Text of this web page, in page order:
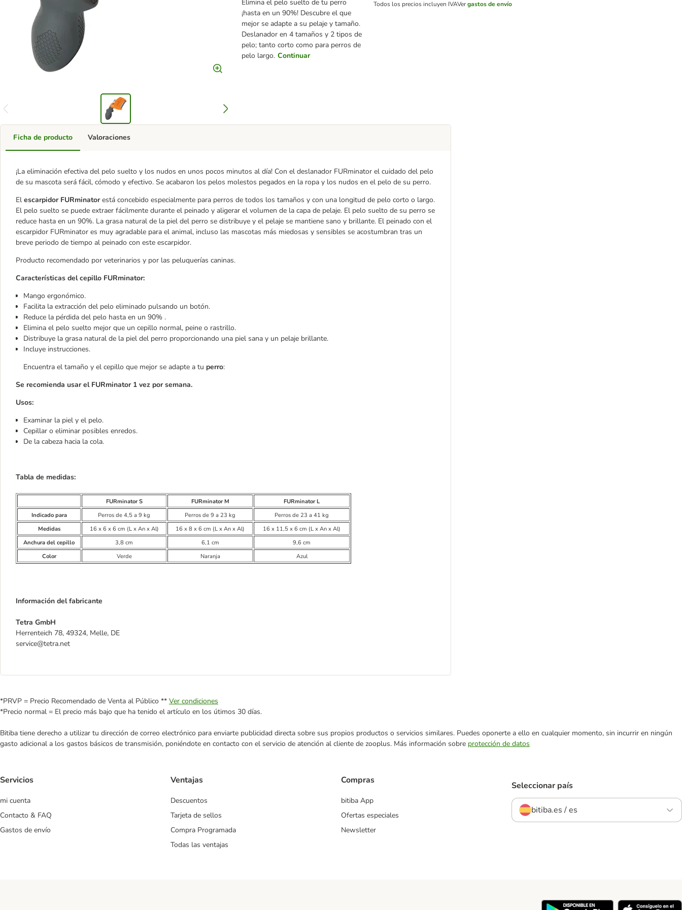
Elimina el pelo suelto de tu perro
¡hasta en un 90%! Descubre el que
mejor se adapte a su pelaje y tamaño.
Deslanador en 4 tamaños y 2 tipos de
pelo; tanto corto como para perros de
pelo largo. Continuar
Todos los precios incluyen IVAVergastos de envío
Ficha de producto
¡La eliminación efectiva del pelo suelto y los nudos en unos pocos minutos al día! Con el deslanador FURminator el cuidado del pelo
de su mascota será fácil, cómodo y efectivo. Se acabaron los pelos molestos pegados en la ropa y los nudos en el pelo de su perro.
El escarpidor FURminatorestá concebido especialmente para perros de todos los tamaños y con una longitud de pelo corto o largo.
El pelo suelto se puede extraer fácilmente durante el peinado y aligerar el volumen de la capa de pelaje. El pelo suelto de su perro se
reduce hasta en un 90%. La grasa natural de la piel del perro se distribuye y el pelaje se mantiene sano y brillante. El peinado con el
escarpidor FURminator es muy agradable para el animal, incluso las mascotas más miedosas y sensibles se acostumbran tras un
breve periodo de tiempo al peinado con este escarpidor.
Producto recomendado por veterinarios y por las peluquerías caninas.
Características del cepillo FURminator:
Mango ergonómico.
Facilita la extracción del pelo eliminado pulsando un botón.
Reduce la pérdida del pelo hasta en un 90% .
Elimina el pelo suelto mejor que un cepillo normal, peine o rastrillo.
Distribuye la grasa natural de la piel del perro proporcionando una piel sana y un pelaje brillante.
Incluye instrucciones.
Encuentra el tamaño y el cepillo que mejor se adapte a tu perro:
Se recomienda usar el FURminator 1 vez por semana.
Usos:
Examinar la piel y el pelo.
Cepillar o eliminar posibles enredos.
De la cabeza hacia la cola.
Tabla de medidas:
FURminator S FURminator M
FURminator L
Indicado para
Perros de 4,5 a 9 kg Perros de 9 a 23 kg
Perros de 23 a 41 kg
Medidas
16 x 6 x 6 cm (L x An x Al) 16 x 8 x 6 cm (L x An x Al)
16 x 11,5 x 6 cm (L x An x Al)
Anchura del cepillo
3,8 cm 6,1 cm
9,6 cm
Color
Verde Naranja Azul
Información del fabricante
Tetra GmbH
Herrenteich 78, 49324, Melle, DE
service@tetra.net
Valoraciones
*PRVP = Precio Recomendado de Venta al Público ** Ver condiciones
*Precio normal = El precio más bajo que ha tenido el artículo en los útimos 30 días.
Bitiba tiene derecho a utilizar tu dirección de correo electrónico para enviarte publicidad directa sobre sus propios productos o servicios similares. Puedes oponerte a ello en cualquier momento, sin incurrir en ningún
gasto adicional a los gastos básicos de transmisión, poniéndote en contacto con el servicio de atención al cliente de zooplus. Más información sobre protección de datos
Servicios
mi cuenta
Contacto & FAQ
Gastos de envío
Ventajas
Descuentos
Tarjeta de sellos
Compra Programada
Todas las ventajas
Compras
bitiba App
Ofertas especiales
Newsletter
Seleccionar país
bitiba.es / es